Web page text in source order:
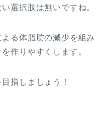
選択肢は無いですね。
る体脂肪の減少を組み
作りやすくします。
指しましょう！